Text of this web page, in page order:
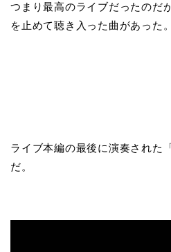
つまり最高のライブだったのだ
を止めて聴き入った曲があった。
ライブ本編の最後に演奏された
だ。